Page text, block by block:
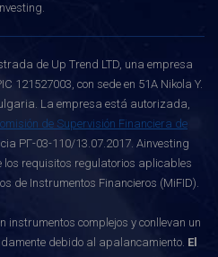
de Up Trend LTD, una empresa
121527003, con sede en 51A Nikola Y.
La empresa está autorizada,
de Supervisión Financiera de
РГ-03-110/13.07.2017. Ainvesting
los requisitos regulatorios aplicables
de Instrumentos Financieros (MiFID).
instrumentos complejos y conllevan un
debido al apalancamiento. El